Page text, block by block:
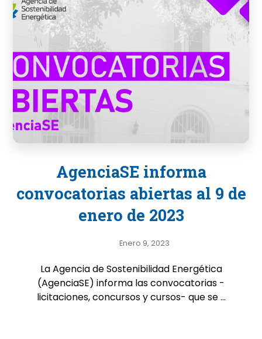
AgenciaSE informa
convocatorias abiertas al 9 de
enero de 2023
Enero 9, 2023
La Agencia de Sostenibilidad Energética
(AgenciaSE) informa las convocatorias -
licitaciones, concursos y cursos- que se ...